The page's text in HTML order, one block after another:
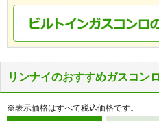
リンナイのおすすめガスコン
※表示価格はすべて税込価格です。